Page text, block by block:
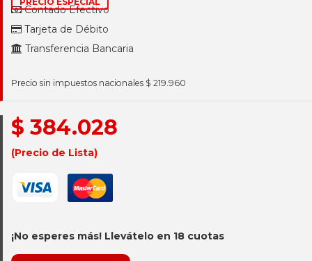
Contado Efectivo
Tarjeta de Débito
Transferencia Bancaria
Precio sin impuestos nacionales $ 219.960
$ 384.028
(Precio de Lista)
¡No esperes más! Llevátelo en 18 cuotas